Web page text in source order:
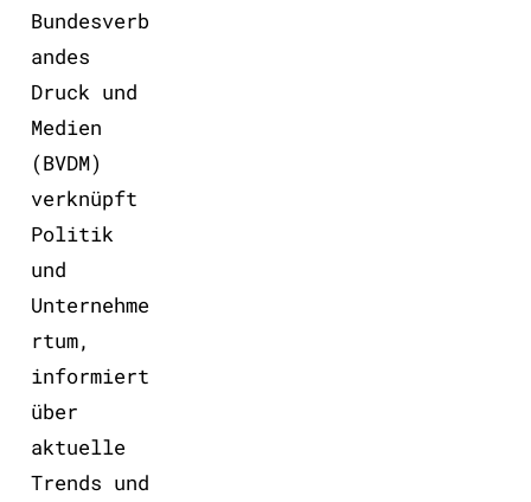
Bundesverb
andes
Druck und
Medien
(BVDM)
verknüpft
Politik
und
Unternehme
rtum,
informiert
über
aktuelle
Trends und